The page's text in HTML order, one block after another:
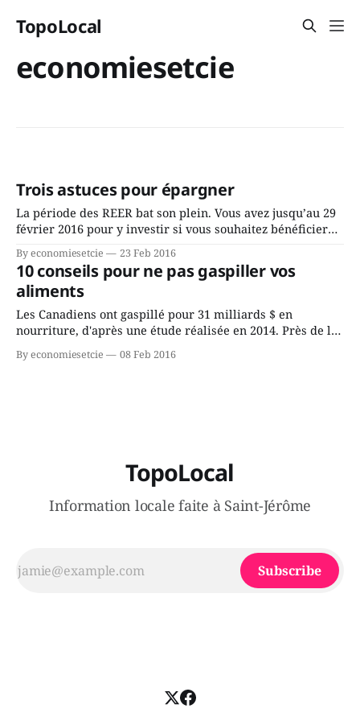
TopoLocal
economiesetcie
Trois astuces pour épargner
La période des REER bat son plein. Vous avez jusqu’au 29
février 2016 pour y investir si vous souhaitez bénéficier
d’une économie d’impôt dans votre prochaine déclaration
de revenus! On y revient tous les ans, mais voici trois
astuces pour vous aider à mettre de l’argent
By economiesetcie 23 Feb 2016
10 conseils pour ne pas gaspiller vos
aliments
Les Canadiens ont gaspillé pour 31 milliards $ en
nourriture, d'après une étude réalisée en 2014. Près de la
moitié de ces pertes ont eu lieu à la maison, selon une
étude de Value Chain Management International. Cela
By economiesetcie 08 Feb 2016
TopoLocal
Information locale faite à Saint-Jérôme
Subscribe